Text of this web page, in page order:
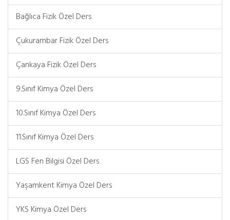
Bağlıca Fizik Özel Ders
Çukurambar Fizik Özel Ders
Çankaya Fizik Özel Ders
9.Sınıf Kimya Özel Ders
10.Sınıf Kimya Özel Ders
11.Sınıf Kimya Özel Ders
LGS Fen Bilgisi Özel Ders
Yaşamkent Kimya Özel Ders
YKS Kimya Özel Ders